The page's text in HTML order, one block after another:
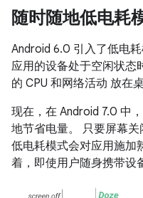
随时随地低电耗
Android 6.0 引入了低电
应用的设备处于空闲状态
的 CPU 和网络活动 放在
现在，在 Android 7.0 中
地节省电量。 只要屏幕关
低电耗模式会对应用施加
着，即使用户随身携带设